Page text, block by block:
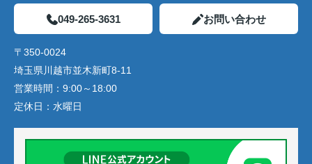
049-265-3631 お問い合わせ
〒350-0024
埼玉県川越市並木新町8-11
営業時間： 9:00～18:00
定休日： 水曜日